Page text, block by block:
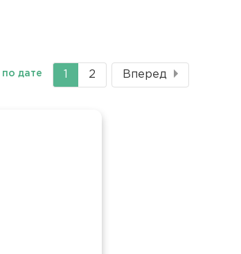
ТекущаяСтраница
2 Вперед
по дате